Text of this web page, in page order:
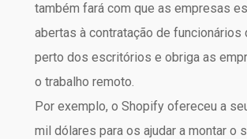
também fará com que as empresas
abertas à contratação de funcionários
perto dos escritórios e obriga as
o trabalho remoto.
Por exemplo, o Shopify ofereceu a
mil dólares para os ajudar a montar o